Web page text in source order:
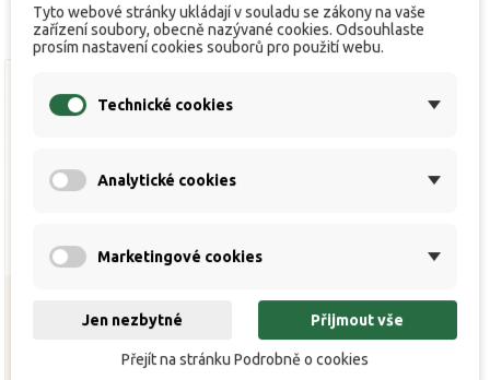
Náhradní cívka Panther
SHX 8000
Preston Invictus 320
Spare Spool
Tyto webové stránky ukládají v souladu se zákony na vaše
zařízení soubory, obecně nazývané cookies. Odsouhlaste
prosím nastavení cookies souborů pro použití webu.
Technické cookies
Analytické cookies
Marketingové cookies
Jen nezbytné Přijmout vše
Přejít na stránku Podrobně o cookies